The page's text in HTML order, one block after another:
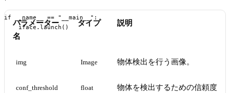
if __name__ == "__main__":
    iface.launch()
パラメーター
名
タイプ 説明
img Image 物体検出を行う画像。
conf_threshold float
物体を検出するための信頼度